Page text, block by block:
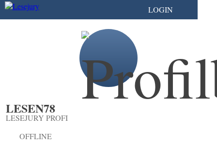
LOGIN
LESEN78
LESEJURY PROFI
OFFLINE